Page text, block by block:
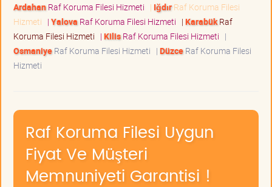
ArdahanRaf Koruma Filesi Hizmeti | IğdırRaf Koruma Filesi
Hizmeti | Yalova Raf Koruma Filesi Hizmeti | KarabükRaf
Koruma Filesi Hizmeti | KilisRaf Koruma Filesi Hizmeti |
OsmaniyeRaf Koruma Filesi Hizmeti | DüzceRaf Koruma Filesi
Hizmeti
Raf Koruma Filesi Uygun
Fiyat Ve Müşteri
Memnuniyeti Garantisi !